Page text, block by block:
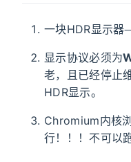
一块HDR显示器
显示协议必须为
老，且已经停止
HDR显示。
Chromium内核
行！！！不可以